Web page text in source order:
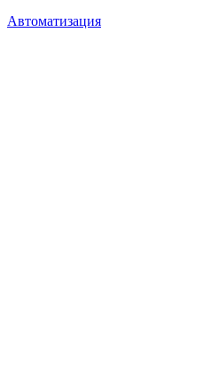
Автоматизация